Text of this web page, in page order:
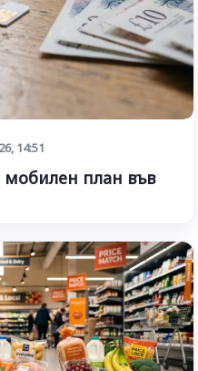
14:51
мобилен план във